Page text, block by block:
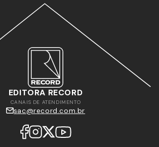
EDITORA RECORD
CANAIS DE ATENDIMENTO
sac@record.com.br